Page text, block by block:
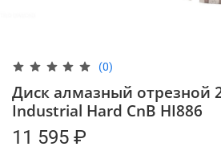
(0)
Диск алмазный отрезной
Industrial Hard CnB HI886
11 595 ₽